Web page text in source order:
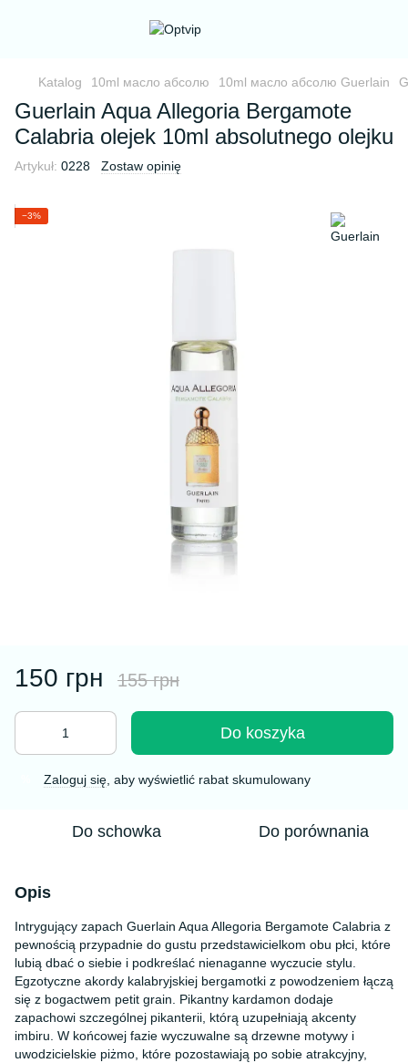
Katalog 10ml масло абсолю 10ml масло абсолю Guerlain
Guerlain Aqua Allegoria Bergamote
Calabria olejek 10ml absolutnego olejku
Artykuł: 0228 Zostaw opinię
−3%
150 грн 155 грн
Do koszyka
Zaloguj się , aby wyświetlić rabat skumulowany
Do schowka Do porównania
Opis
Intrygujący zapach Guerlain Aqua Allegoria Bergamote Calabria z
pewnością przypadnie do gustu przedstawicielkom obu płci, które
lubią dbać o siebie i podkreślać nienaganne wyczucie stylu.
Egzotyczne akordy kalabryjskiej bergamotki z powodzeniem łączą
się z bogactwem petit grain. Pikantny kardamon dodaje
zapachowi szczególnej pikanterii, którą uzupełniają akcenty
imbiru. W końcowej fazie wyczuwalne są drzewne motywy i
uwodzicielskie piżmo, które pozostawiają po sobie atrakcyjny,